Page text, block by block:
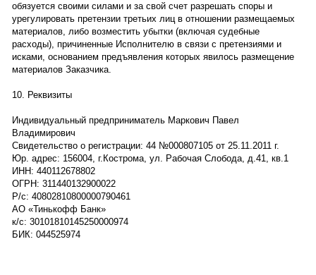
обязуется своими силами и за свой счет разрешать споры и
урегулировать претензии третьих лиц в отношении размещаемых
материалов, либо возместить убытки (включая судебные
расходы), причиненные Исполнителю в связи с претензиями и
исками, основанием предъявления которых явилось размещение
материалов Заказчика.
10. Реквизиты
Индивидуальный предприниматель Маркович Павел
Владимирович
Свидетельство о регистрации: 44 №000807105 от 25.11.2011 г.
Юр. адрес: 156004, г.Кострома, ул. Рабочая Слобода, д.41, кв.1
ИНН: 440112678802
ОГРН: 311440132900022
Р/с: 40802810800000790461
АО «Тинькофф Банк»
к/с: 30101810145250000974
БИК: 044525974